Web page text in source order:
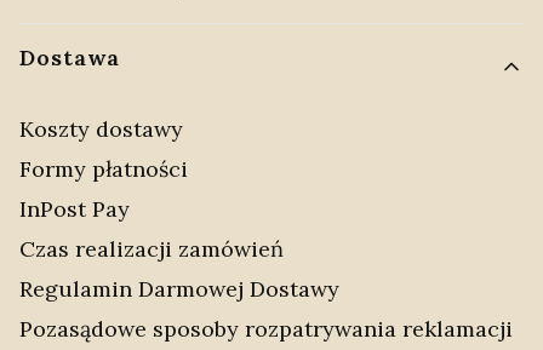
Dostawa
Koszty dostawy
Formy płatności
InPost Pay
Czas realizacji zamówień
Regulamin Darmowej Dostawy
Pozasądowe sposoby rozpatrywania reklamacji